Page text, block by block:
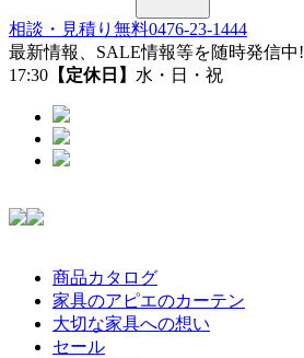
相談・見積り無料0476-23-1444
最新情報、SALE情報等を随時発信中!
17:30 【定休日】 水・日・祝
商品カタログ
家具のアピエのカーテン
大切な家具への想い
セール